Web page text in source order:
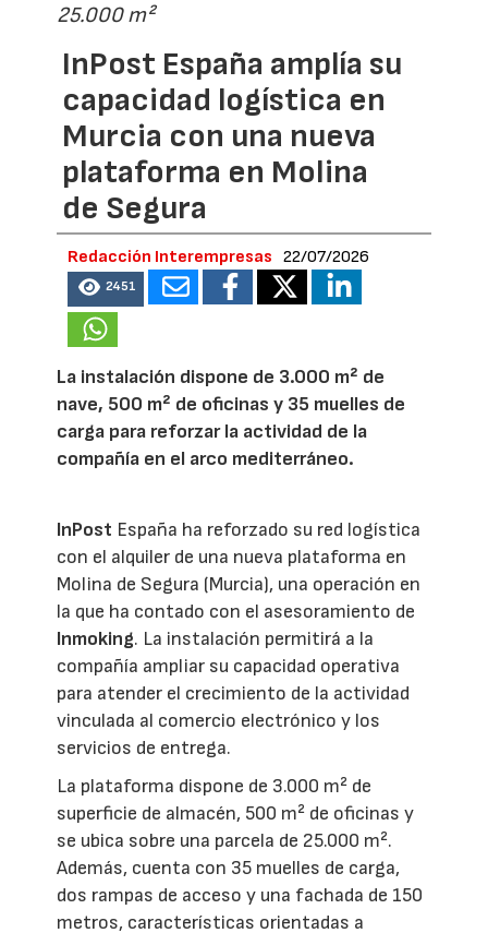
25.000 m²
InPost España amplía su
capacidad logística en
Murcia con una nueva
plataforma en Molina
de Segura
Redacción Interempresas 22/07/2026
2451
La instalación dispone de 3.000 m² de
nave, 500 m² de oficinas y 35 muelles de
carga para reforzar la actividad de la
compañía en el arco mediterráneo.
InPost España ha reforzado su red logística
con el alquiler de una nueva plataforma en
Molina de Segura (Murcia), una operación en
la que ha contado con el asesoramiento de
Inmoking. La instalación permitirá a la
compañía ampliar su capacidad operativa
para atender el crecimiento de la actividad
vinculada al comercio electrónico y los
servicios de entrega.
La plataforma dispone de 3.000 m² de
superficie de almacén, 500 m² de oficinas y
se ubica sobre una parcela de 25.000 m².
Además, cuenta con 35 muelles de carga,
dos rampas de acceso y una fachada de 150
metros, características orientadas a